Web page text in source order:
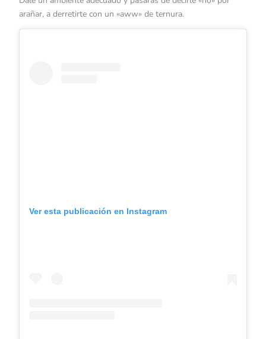
arañar, a derretirte con un «aww» de ternura.
Ver esta publicación en Instagram